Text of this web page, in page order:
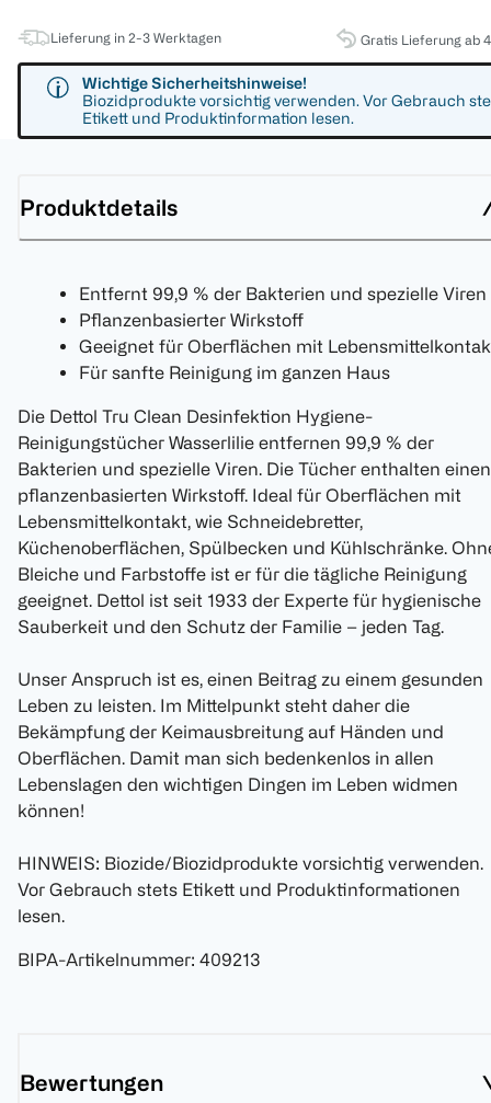
Lieferung in 2-3 Werktagen Gratis Lieferung ab
Wichtige Sicherheitshinweise!
Biozidprodukte vorsichtig verwenden. Vor Gebrauch
Etikett und Produktinformation lesen.
Produktdetails
Entfernt 99,9 % der Bakterien und spezielle Viren
Pflanzenbasierter Wirkstoff
Geeignet für Oberflächen mit
Für sanfte Reinigung im ganzen Haus
Die Dettol Tru Clean Desinfektion Hygiene-
Reinigungstücher Wasserlilie entfernen 99,9 % der
Bakterien und spezielle Viren. Die Tücher enthalten einen
pflanzenbasierten Wirkstoff. Ideal für Oberflächen mit
Lebensmittelkontakt, wie Schneidebretter,
Küchenoberflächen, Spülbecken und Kühlschränke.
Bleiche und Farbstoffe ist er für die tägliche Reinigung
geeignet. Dettol ist seit 1933 der Experte für hygienische
Sauberkeit und den Schutz der Familie – jeden Tag.
Unser Anspruch ist es, einen Beitrag zu einem gesunden
Leben zu leisten. Im Mittelpunkt steht daher die
Bekämpfung der Keimausbreitung auf Händen und
Oberflächen. Damit man sich bedenkenlos in allen
Lebenslagen den wichtigen Dingen im Leben widmen
können!
HINWEIS: Biozide/Biozidprodukte vorsichtig verwenden.
Vor Gebrauch stets Etikett und Produktinformationen
lesen.
BIPA-Artikelnummer: 409213
Bewertungen